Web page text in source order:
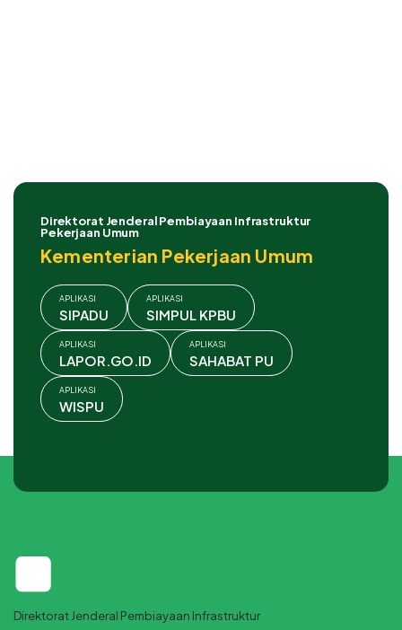
Direktorat Jenderal Pembiayaan Infrastruktur
Pekerjaan Umum
Kementerian Pekerjaan Umum
APLIKASI
SIPADU
APLIKASI
SIMPUL KPBU
APLIKASI
LAPOR.GO.ID
APLIKASI
SAHABAT PU
APLIKASI
WISPU
Direktorat Jenderal Pembiayaan Infrastruktur